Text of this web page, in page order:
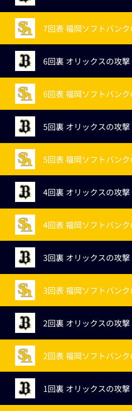
7回表 福岡ソフトバン
6回裏 オリックスの攻撃
6回表 福岡ソフトバン
5回裏 オリックスの攻撃
5回表 福岡ソフトバン
4回裏 オリックスの攻撃
4回表 福岡ソフトバン
3回裏 オリックスの攻撃
3回表 福岡ソフトバン
2回裏 オリックスの攻撃
2回表 福岡ソフトバン
1回裏 オリックスの攻撃